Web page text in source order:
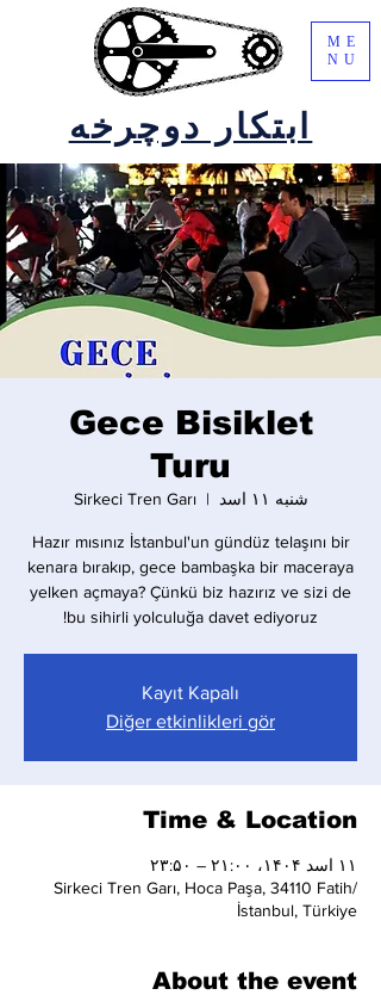
ابتکار دوچرخه
ME
NU
Gece Bisiklet
Turu
شنبه ۱۱ اسد
  |
Sirkeci Tren Garı
Hazır mısınız İstanbul'un gündüz telaşını bir
kenara bırakıp, gece bambaşka bir maceraya
yelken açmaya? Çünkü biz hazırız ve sizi de
bu sihirli yolculuğa davet ediyoruz!
Kayıt Kapalı
Diğer etkinlikleri gör
Time & Location
۱۱ اسد ۱۴۰۴، ۲۱:۰۰ – ۲۳:۵۰
Sirkeci Tren Garı, Hoca Paşa, 34110 Fatih/
İstanbul, Türkiye
About the event